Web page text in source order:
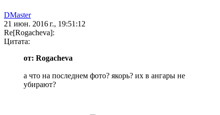
DMaster
21 июн. 2016 г., 19:51:12
Re[Rogacheva]:
Цитата:
от: Rogacheva
а что на последнем фото? якорь? их в ангары не
убирают?